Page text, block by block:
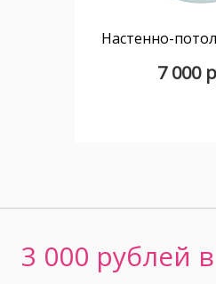
7 000
3 000 рублей